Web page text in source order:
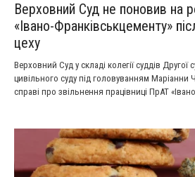
Верховний Суд не поновив на
«Івано-Франківськцементу»
цеху
Верховний Суд у складі колегії суддів Другої
цивільного суду під головуванням Маріанни
справі про звільнення працівниці ПрАТ